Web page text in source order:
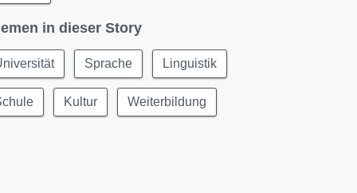
in dieser Story
Sprache Linguistik
Kultur Weiterbildung